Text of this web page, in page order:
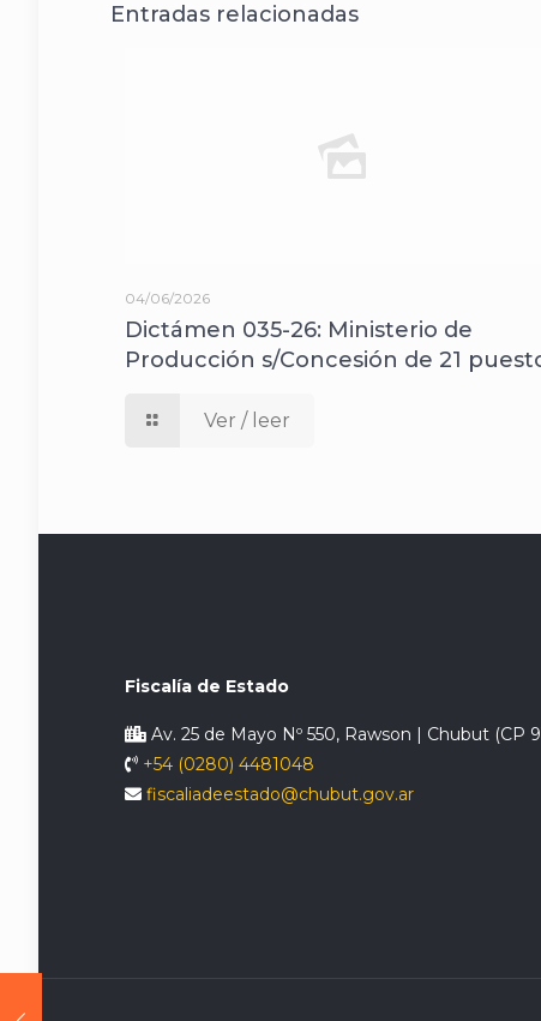
Entradas relacionadas
04/06/2026
Dictámen 035-26: Ministerio de
Producción s/Concesión de 21
Ver / leer
Fiscalía de Estado
Av. 25 de Mayo Nº 550, Rawson | Chubut (CP
+54 (0280) 4481048
fiscaliadeestado@chubut.gov.ar